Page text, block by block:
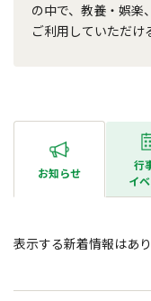
の中で、教養・娯楽
ご利用していただけ
お知らせ
行
イ
表示する新着情報はあり